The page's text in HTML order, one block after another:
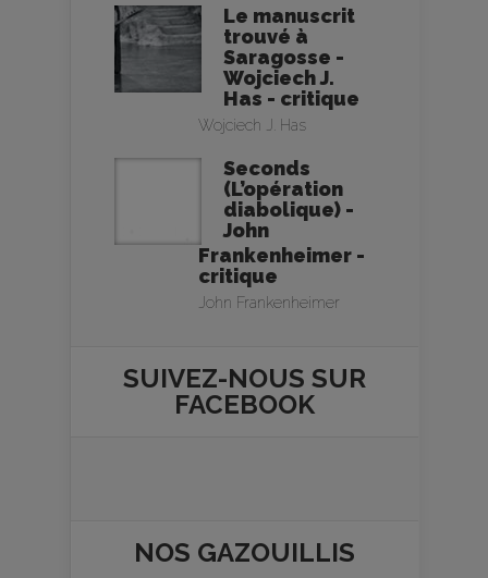
Le manuscrit
trouvé à
Saragosse -
Wojciech J.
Has - critique
Wojciech J. Has
Seconds
(L’opération
diabolique) -
John
Frankenheimer -
critique
John Frankenheimer
SUIVEZ-NOUS SUR
FACEBOOK
NOS GAZOUILLIS